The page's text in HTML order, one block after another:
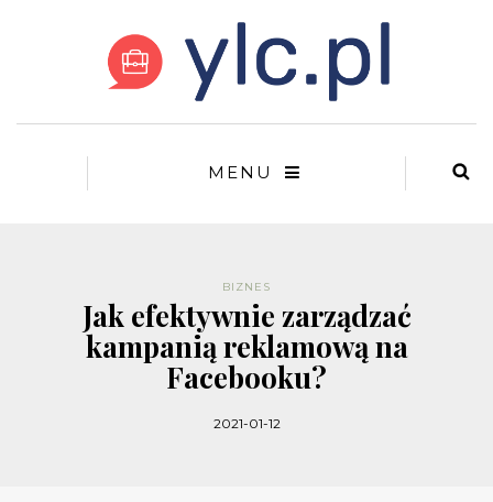
MENU
BIZNES
Jak efektywnie zarządzać
kampanią reklamową na
Facebooku?
2021-01-12